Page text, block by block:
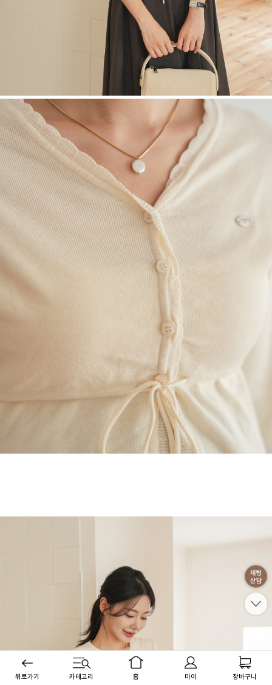
뒤로가기 카테고리 홈 마이 장바구니